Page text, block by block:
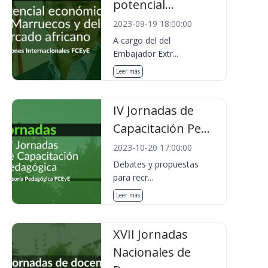
potencial...
2023-09-19 18:00:00
A cargo del del
Embajador Extr...
Leer más
IV Jornadas de
Capacitación Pe...
2023-10-20 17:00:00
Debates y propuestas
para recr...
Leer más
XVII Jornadas
Nacionales de